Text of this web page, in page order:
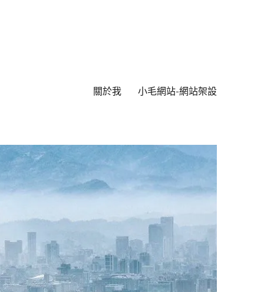
關於我 小毛網站-網站架設